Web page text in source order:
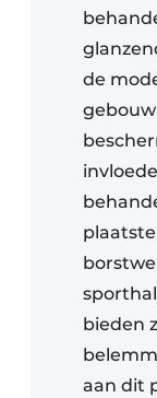
de
bieden
aan dit